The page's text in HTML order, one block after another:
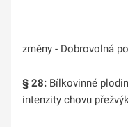
změny - Dobrovolná
§ 28: Bílkovinné
intenzity chovu